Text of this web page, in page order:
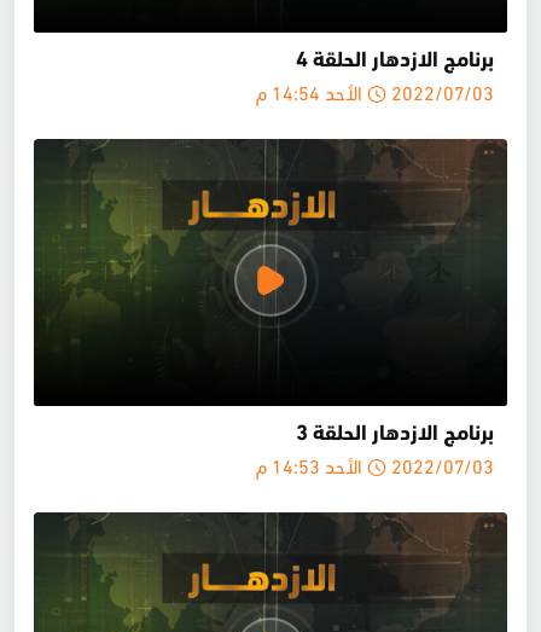
برنامج الازدهار الحلقة 4
2022/07/03 الأحد 14:54 م
برنامج الازدهار الحلقة 3
2022/07/03 الأحد 14:53 م